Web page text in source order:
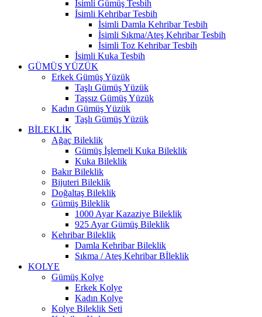
İsimli Gümüş Tesbih
İsimli Kehribar Tesbih
İsimli Damla Kehribar Tesbih
İsimli Sıkma/Ateş Kehribar Tesbih
İsimli Toz Kehribar Tesbih
İsimli Kuka Tesbih
GÜMÜŞ YÜZÜK
Erkek Gümüş Yüzük
Taşlı Gümüş Yüzük
Taşsız Gümüş Yüzük
Kadın Gümüş Yüzük
Taşlı Gümüş Yüzük
BİLEKLİK
Ağaç Bileklik
Gümüş İşlemeli Kuka Bileklik
Kuka Bileklik
Bakır Bileklik
Bijuteri Bileklik
Doğaltaş Bileklik
Gümüş Bileklik
1000 Ayar Kazaziye Bileklik
925 Ayar Gümüş Bileklik
Kehribar Bileklik
Damla Kehribar Bileklik
Sıkma / Ateş Kehribar Bİleklik
KOLYE
Gümüş Kolye
Erkek Kolye
Kadın Kolye
Kolye Bileklik Seti